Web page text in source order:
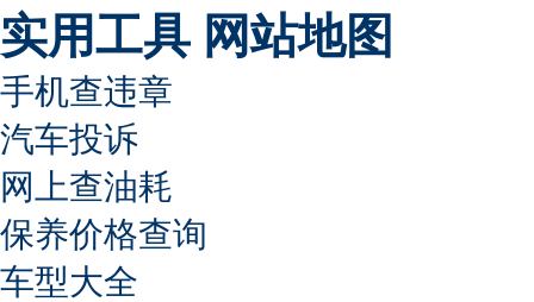
实用工具 网站地图
手机查违章
汽车投诉
网上查油耗
保养价格查询
车型大全